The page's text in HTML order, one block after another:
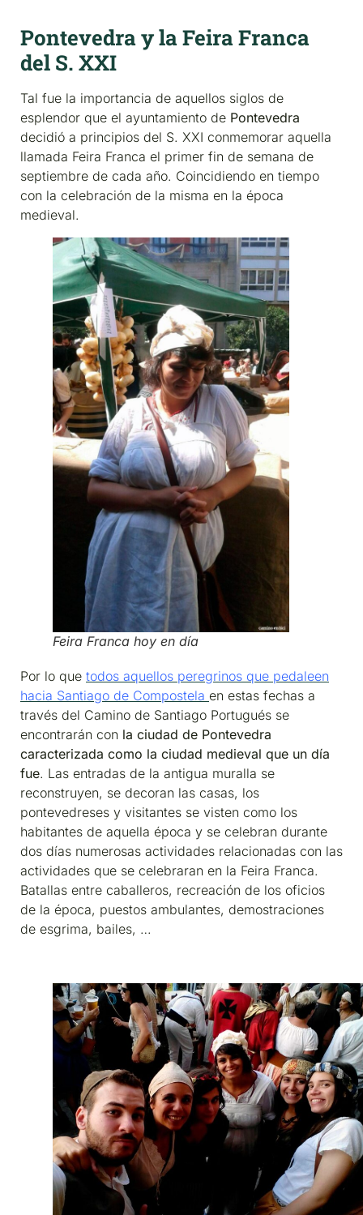
Pontevedra y la Feira Franca
del S. XXI
Tal fue la importancia de aquellos siglos de
esplendor que el ayuntamiento de Pontevedra
decidió a principios del S. XXI conmemorar aquella
llamada Feira Franca el primer fin de semana de
septiembre de cada año. Coincidiendo en tiempo
con la celebración de la misma en la época
medieval.
Feira Franca hoy en día
Por lo que todos aquellos peregrinos que pedaleen
hacia Santiago de Compostela en estas fechas a
través del Camino de Santiago Portugués se
encontrarán con la ciudad de Pontevedra
caracterizada como la ciudad medieval que un día
fue. Las entradas de la antigua muralla se
reconstruyen, se decoran las casas, los
pontevedreses y visitantes se visten como los
habitantes de aquella época y se celebran durante
dos días numerosas actividades relacionadas con las
actividades que se celebraran en la Feira Franca.
Batallas entre caballeros, recreación de los oficios
de la época, puestos ambulantes, demostraciones
de esgrima, bailes, …